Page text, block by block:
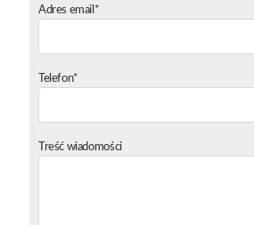
Adres email*
Telefon*
Treść wiadomości